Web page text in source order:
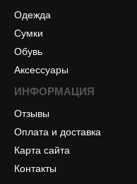
Одежда
Сумки
Обувь
Аксессуары
ИНФОРМАЦИЯ
Отзывы
Оплата и доставка
Карта сайта
Контакты